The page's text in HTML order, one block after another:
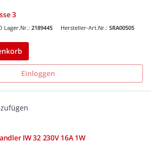
3
Lager.Nr.: 2189445 Hersteller-Art.Nr.: SRA00505
Einloggen
IW 32 230V 16A 1W